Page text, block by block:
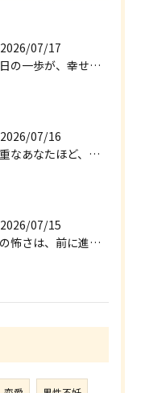
2026/07/17
今日の一歩が、幸せにつながる/大阪府枚方市牧野の保育園が運営する結婚相談所がじゅまる木
2026/07/16
慎重なあなたほど、幸せを大切にできる/大阪府枚方市牧野の保育園が運営する結婚相談所がじゅまる木
2026/07/15
その怖さは、前に進む力になる/大阪府枚方市牧野の保育園が運営する結婚相談所がじゅまる木